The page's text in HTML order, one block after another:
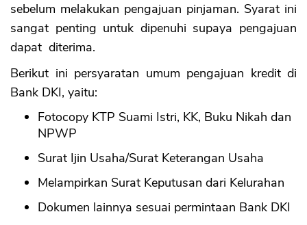
sebelum melakukan pengajuan pinjaman. Syarat ini
sangat penting untuk dipenuhi supaya pengajuan
dapat diterima.
Berikut ini persyaratan umum pengajuan kredit di
Bank DKI, yaitu:
Fotocopy KTP Suami Istri, KK, Buku Nikah dan
NPWP
Surat Ijin Usaha/Surat Keterangan Usaha
Melampirkan Surat Keputusan dari Kelurahan
Dokumen lainnya sesuai permintaan Bank DKI